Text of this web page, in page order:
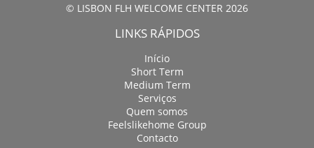
© LISBON FLH WELCOME CENTER 2026
LINKS RÁPIDOS
Início
Short Term
Medium Term
Serviços
Quem somos
Feelslikehome Group
Contacto